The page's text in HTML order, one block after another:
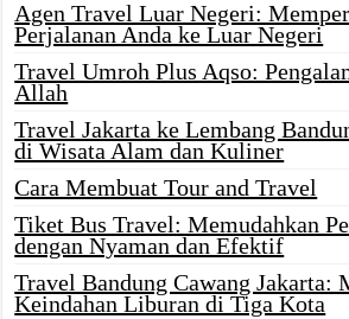
Agen Travel Luar Negeri:
Perjalanan Anda ke Luar Negeri
Travel Umroh Plus Aqso:
Allah
Travel Jakarta ke Lembang
di Wisata Alam dan Kuliner
Cara Membuat Tour and Travel
Tiket Bus Travel: Memudahkan
dengan Nyaman dan Efektif
Travel Bandung Cawang Jakarta:
Keindahan Liburan di Tiga Kota